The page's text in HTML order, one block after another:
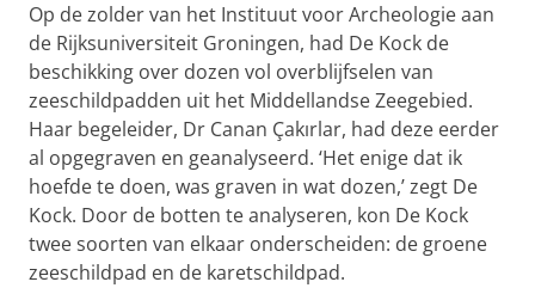
Op de zolder van het Instituut voor Archeologie aan
de Rijksuniversiteit Groningen, had De Kock de
beschikking over dozen vol overblijfselen van
zeeschildpadden uit het Middellandse Zeegebied.
Haar begeleider, Dr Canan Çakırlar, had deze eerder
al opgegraven en geanalyseerd. ‘Het enige dat ik
hoefde te doen, was graven in wat dozen,’ zegt De
Kock. Door de botten te analyseren, kon De Kock
twee soorten van elkaar onderscheiden: de groene
zeeschildpad en de karetschildpad.